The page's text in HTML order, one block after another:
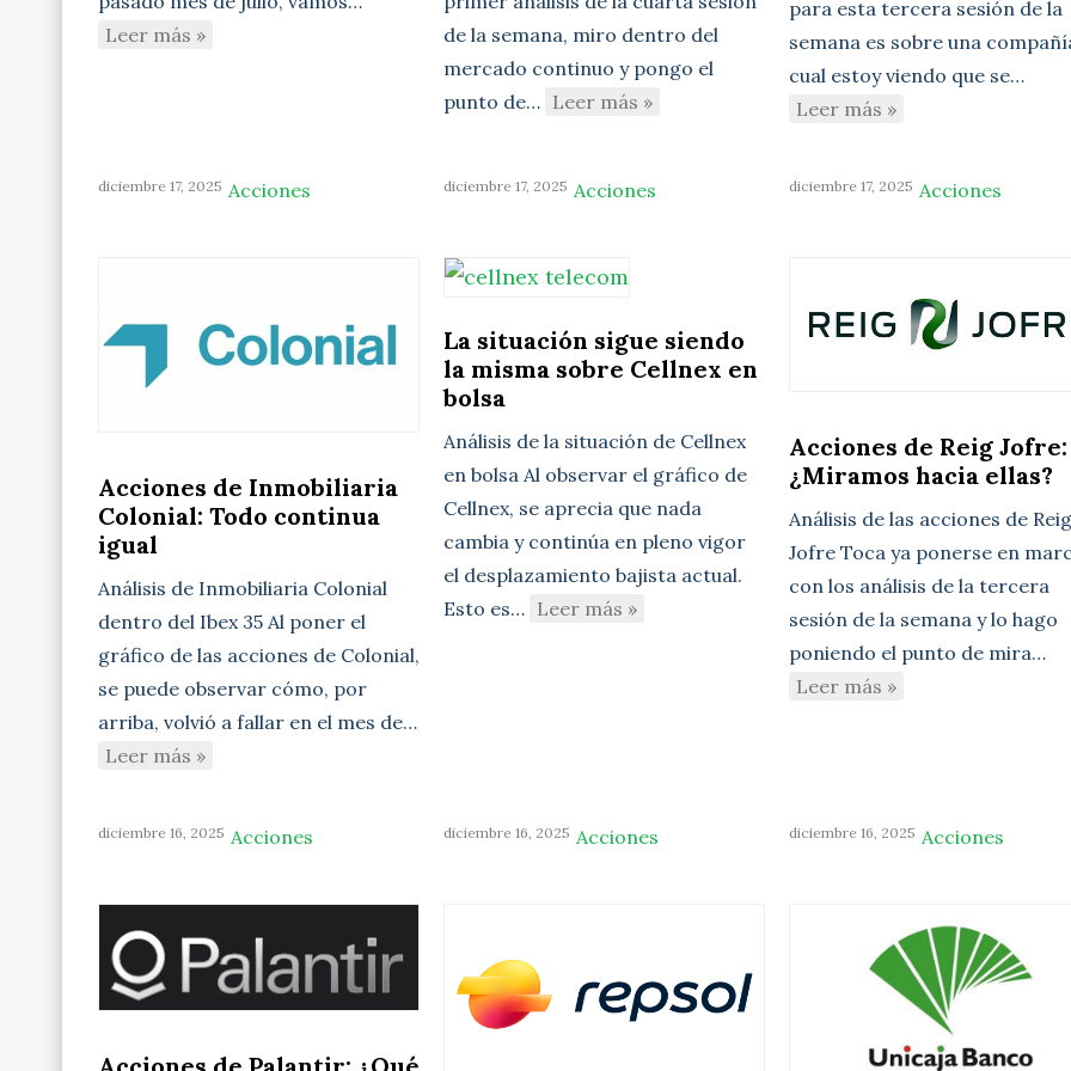
Leer más »
de la semana, miro dentro del
mercado continuo y pongo el
punto de… Leer más »
para esta tercera sesión de la
semana es sobre una
cual estoy viendo que se…
Leer más »
diciembre 17, 2025 Acciones
Acciones de Inmobiliaria
Colonial: Todo continua
igual
Análisis de Inmobiliaria Colonial
dentro del Ibex 35 Al poner el
gráfico de las acciones de Colonial,
se puede observar cómo, por
arriba, volvió a fallar en el mes de…
Leer más »
diciembre 17, 2025 Acciones
La situación sigue siendo
la misma sobre Cellnex en
bolsa
Análisis de la situación de Cellnex
en bolsa Al observar el gráfico de
Cellnex, se aprecia que nada
cambia y continúa en pleno vigor
el desplazamiento bajista actual.
Esto es… Leer más »
diciembre 17, 2025 Acciones
Acciones de Reig Jofre:
¿Miramos hacia ellas?
Análisis de las acciones de
Jofre Toca ya ponerse en
con los análisis de la tercera
sesión de la semana y lo hago
poniendo el punto de mira…
Leer más »
diciembre 16, 2025 Acciones diciembre 16, 2025 Acciones diciembre 16, 2025 Acciones